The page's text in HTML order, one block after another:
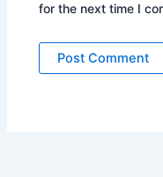
for the next time I